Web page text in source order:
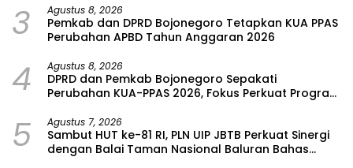
3 Agustus 8, 2026
Pemkab dan DPRD Bojonegoro Tetapkan KUA PPAS
Perubahan APBD Tahun Anggaran 2026
4 Agustus 8, 2026
DPRD dan Pemkab Bojonegoro Sepakati
Perubahan KUA-PPAS 2026, Fokus Perkuat Program
5 Agustus 7, 2026
Sambut HUT ke-81 RI, PLN UIP JBTB Perkuat Sinergi
dengan Balai Taman Nasional Baluran Bahas